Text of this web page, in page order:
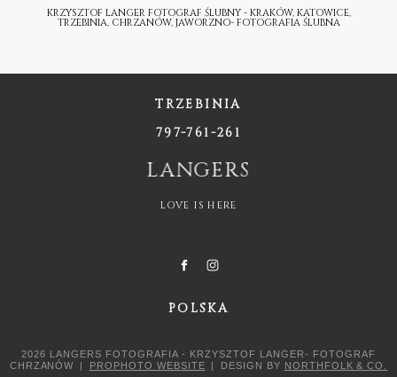
KRZYSZTOF LANGER FOTOGRAF ŚLUBNY - KRAKÓW, KATOWICE,
TRZEBINIA, CHRZANÓW, JAWORZNO- FOTOGRAFIA ŚLUBNA
TRZEBINIA
797-761-261
LOVE IS HERE
LANGERS
POLSKA
2026 LANGERS FOTOGRAFIA - KRZYSZTOF LANGER- FOTOGRAF
CHRZANÓW
PROPHOTO WEBSITE DESIGN BY NORTHFOLK & CO.